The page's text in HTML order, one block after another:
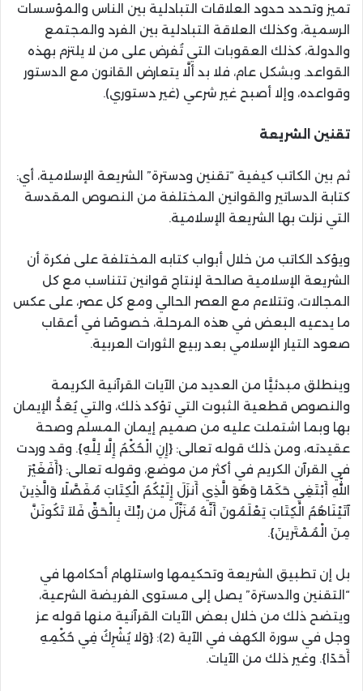
تميز وتحدد حدود العلاقات التبادلية بين الناس والمؤسسات
الرسمية، وكذلك العلاقة التبادلية بين الفرد والمجتمع
والدولة، كذلك العقوبات التي تُفرض على من لا يلتزم بهذه
القواعد. وبشكل عام، فلا بد ألَّا يتعارض القانون مع الدستور
وقواعده، وإلا أصبح غير شرعي (غير دستوري).
تقنين الشريعة
ثم بين الكاتب كيفية “تقنين ودسترة” الشريعة الإسلامية، أي:
كتابة الدساتير والقوانين المختلفة من النصوص المقدسة
التي نزلت بها الشريعة الإسلامية.
ويؤكد الكاتب من خلال أبواب كتابه المختلفة على فكرة أن
الشريعة الإسلامية صالحة لإنتاج قوانين تتناسب مع كل
المجالات، وتتلاءم مع العصر الحالي ومع كل عصر، على عكس
ما يدعيه البعض في هذه المرحلة، خصوصًا في أعقاب
صعود التيار الإسلامي بعد ربيع الثورات العربية.
وينطلق مبدئيًّا من العديد من الآيات القرآنية الكريمة
والنصوص قطعية الثبوت التي تؤكد ذلك، والتي يُعَدُّ الإيمان
بها وبما اشتملت عليه من صميم إيمان المسلم وصحة
عقيدته، ومن ذلك قوله تعالى: {إِنِ الْحُكْمُ إِلَّا لِلَّهِ}. وقد وردت
في القرآن الكريم في أكثر من موضع، وقوله تعالى: {أَفَغَيْرَ
اللّهِ أَبْتَغِي حَكَمًا وَهُوَ الَّذِي أَنزَلَ إِلَيْكُمُ الْكِتَابَ مُفَصَّلًا وَالَّذِينَ
آتَيْنَاهُمُ الْكِتَابَ يَعْلَمُونَ أَنَّهُ مُنَزَّلٌ من ربِّكَ بِالْحَقِّ فَلاَ تَكُونَنَّ
مِنَ الْمُمْتَرينَ}.
بل إن تطبيق الشريعة وتحكيمها واستلهام أحكامها في
“التقنين والدسترة” يصل إلى مستوى الفريضة الشرعية،
ويتضح ذلك من خلال بعض الآيات القرآنية منها قوله عز
وجل في سورة الكهف في الآية (2): {وَلا يُشْرِكُ فِي حُكْمِهِ
أَحَدًا}. وغير ذلك من الآيات.